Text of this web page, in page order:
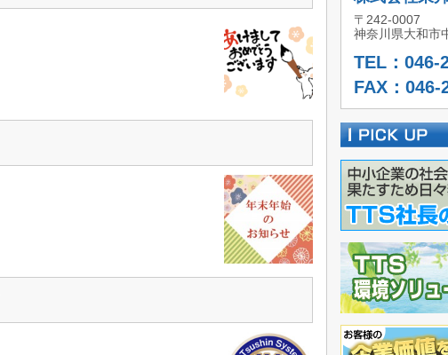
〒242-0007
神奈川県大和市
TEL：046-
FAX：046-